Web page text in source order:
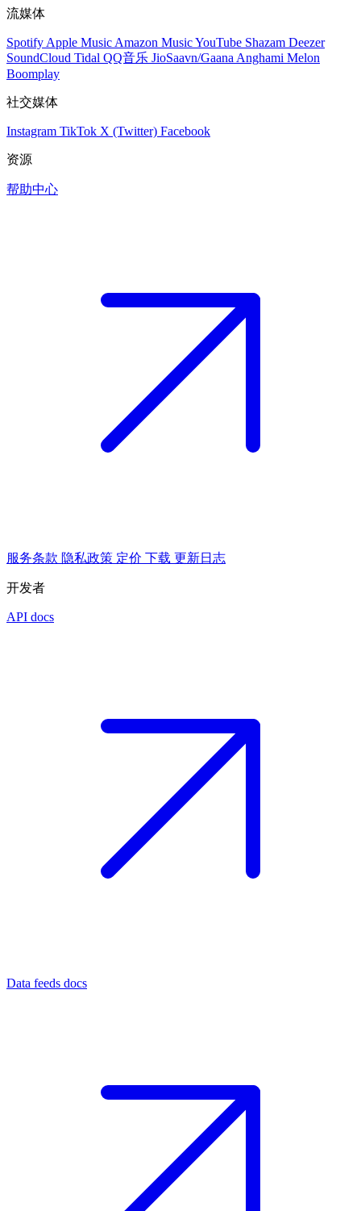
流媒体
Spotify Apple Music Amazon MusicYouTube Shazam Deezer
SoundCloud Tidal QQ音乐 JioSaavn/Gaana Anghami Melon
Boomplay
社交媒体
Instagram TikTok X (Twitter) Facebook
资源
帮助中心
服务条款 隐私政策 定价 下载 更新日志
开发者
API docs
Data feeds docs